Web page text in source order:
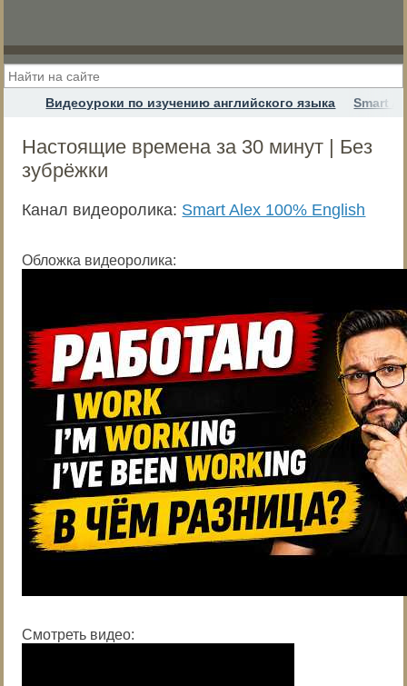
Видеоуроки по изучению английского языка Smart
Настоящие времена за 30 минут | Без
зубрёжки
Канал видеоролика: Smart Alex 100% English
Обложка видеоролика:
Смотреть видео: